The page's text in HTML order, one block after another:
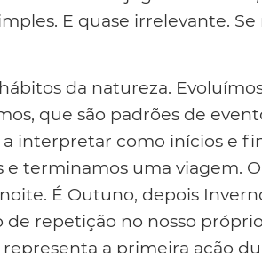
E quase irrelevante.
da natureza.
que são padrões de
interpretar como inícios e
e terminamos uma viagem.
É Outuno, depois
de repetição no nosso
a primeira ação